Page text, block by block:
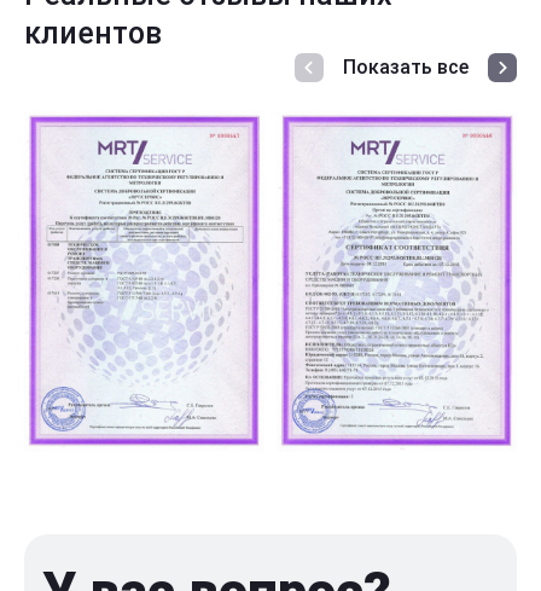
клиентов
Показать все